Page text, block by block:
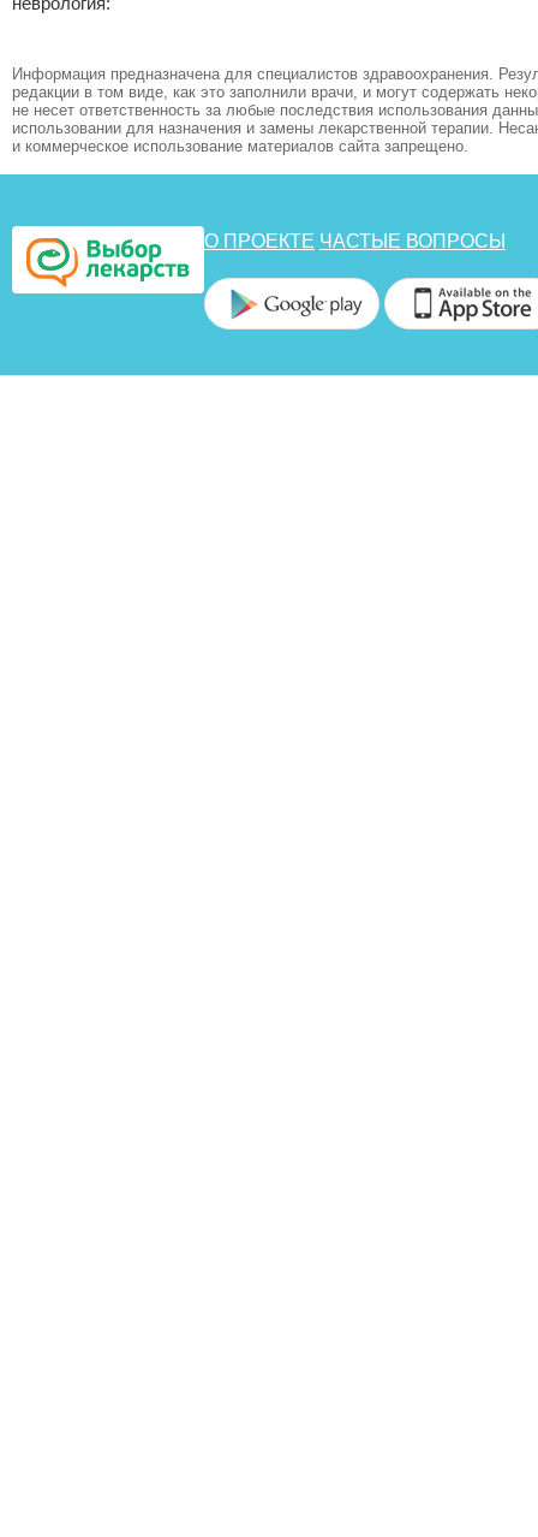
Информация предназначена для специалистов здравоохранения.
редакции в том виде, как это заполнили врачи, и могут содержать
не несет ответственность за любые последствия использования
использовании для назначения и замены лекарственной терапии.
и коммерческое использование материалов сайта запрещено.
О ПРОЕКТЕ ЧАСТЫЕ ВОПРОСЫ